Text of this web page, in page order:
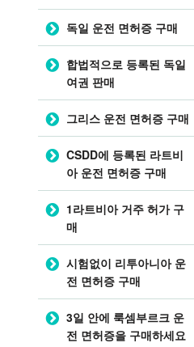
독일 운전 면허증 구매
합법적으로 등록된 독일
여권 판매
그리스 운전 면허증 구매
CSDD에 등록된 라트비
아 운전 면허증 구매
1라트비아 거주 허가 구
매
시험없이 리투아니아 운
전 면허증 구매
3일 안에 룩셈부르크 운
전 면허증을 구매하세요